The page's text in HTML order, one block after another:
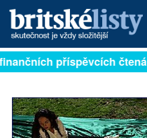
PŘIHLÁSIT
ARCHIV
finančních příspěvcích